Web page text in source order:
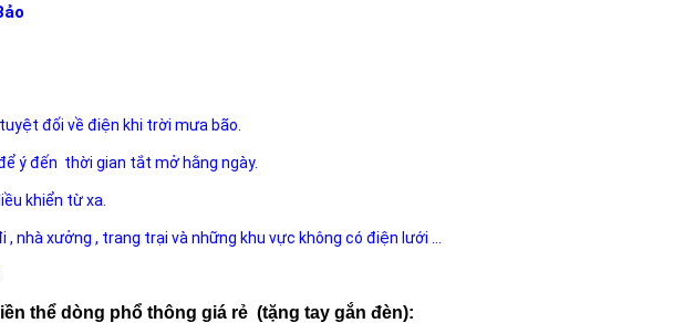
đối về điện khi trời mưa bão.
ý đến thời gian tắt mở hằng ngày.
khiển từ xa.
xưởng , trang trại và những khu vực không có điện lưới ...
thể dòng phổ thông giá rẻ (tặng tay gắn đèn):